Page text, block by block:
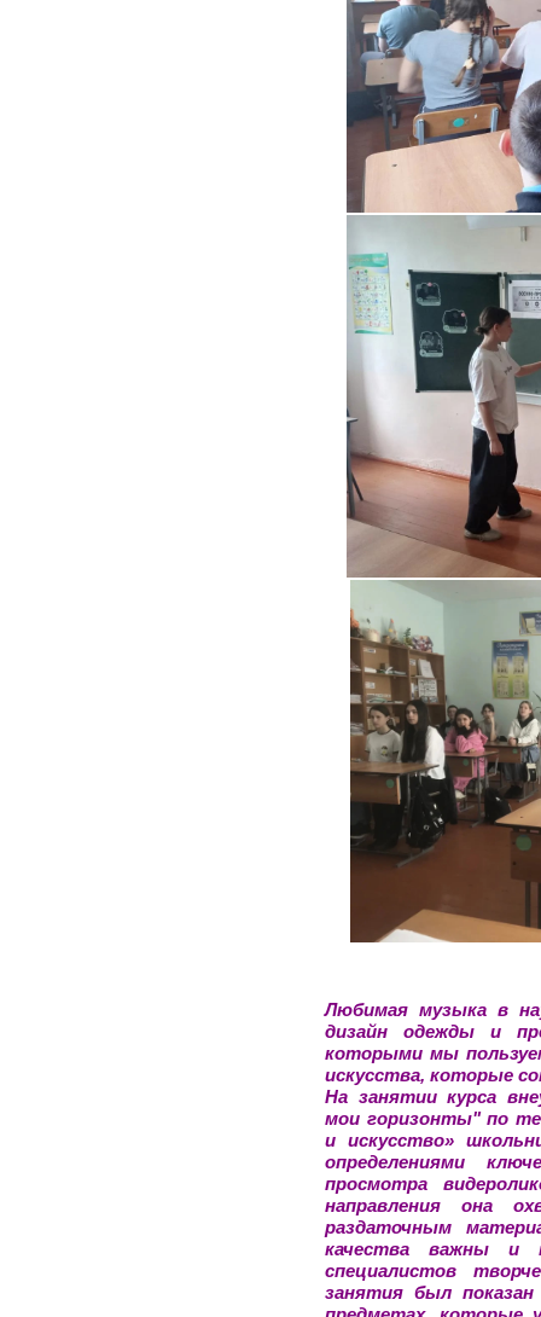
Любимая музыка в
дизайн одежды и
которыми мы
искусства, которые
На занятии курса
мои горизонты" по
и искусство»
определениями
просмотра
направления она
раздаточным
качества важны и
специалистов
занятия был